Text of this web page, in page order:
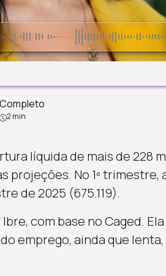
Completo
2 min
líquida de mais de 228
No 1º trimestre,
de 2025 (675.119).
com base no Caged.
emprego, ainda que lenta,